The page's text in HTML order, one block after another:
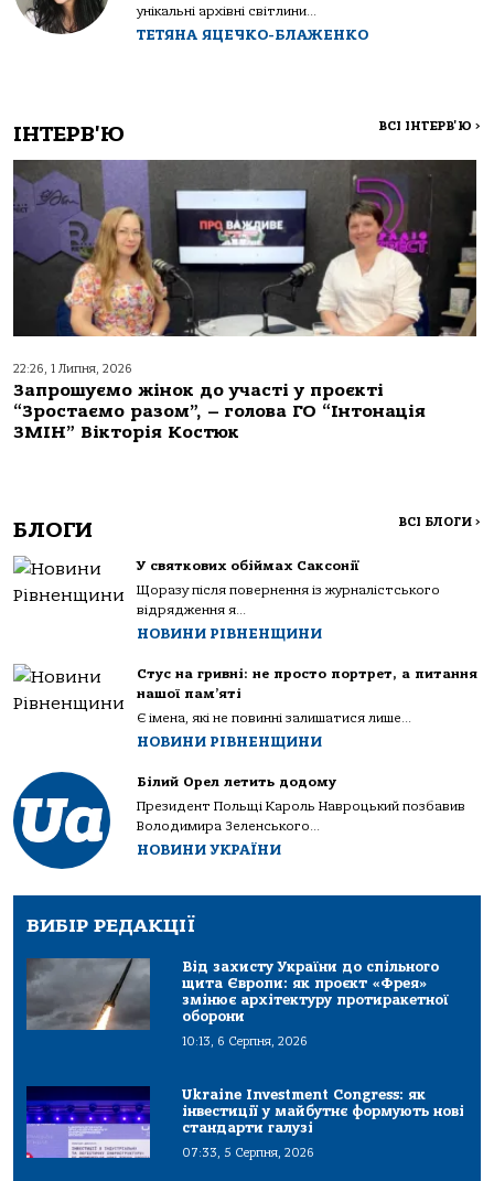
унікальні архівні світлини...
ТЕТЯНА ЯЦЕЧКО-БЛАЖЕНКО
ІНТЕРВ'Ю ВСІ ІНТЕРВ'Ю >
22:26, 1 Липня, 2026
Запрошуємо жінок до участі у проєкті
“Зростаємо разом”, – голова ГО “Інтонація
ЗМІН” Вікторія Костюк
БЛОГИ ВСІ БЛОГИ >
У святкових обіймах Саксонії
Щоразу після повернення із журналістського
відрядження я...
НОВИНИ РІВНЕНЩИНИ
Стус на гривні: не просто портрет, а питання
нашої пам’яті
Є імена, які не повинні залишатися лише...
НОВИНИ РІВНЕНЩИНИ
Білий Орел летить додому
Президент Польщі Кароль Навроцький позбавив
Володимира Зеленського...
НОВИНИ УКРАЇНИ
ВИБІР РЕДАКЦІЇ
Від захисту України до спільного
щита Європи: як проєкт «Фрея»
змінює архітектуру протиракетної
оборони
10:13, 6 Серпня, 2026
Ukraine Investment Congress: як
інвестиції у майбутнє формують нові
стандарти галузі
07:33, 5 Серпня, 2026